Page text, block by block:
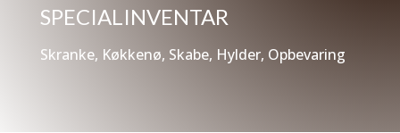
SPECIALINVENTAR
Skranke, Køkkenø, Skabe, Hylder, Opbevaring